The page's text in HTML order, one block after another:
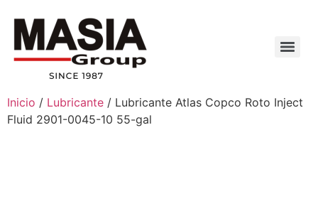
Inicio / Lubricante / Lubricante Atlas Copco Roto Inject
Fluid 2901-0045-10 55-gal